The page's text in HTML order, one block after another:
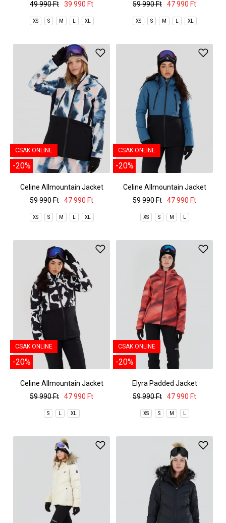
49 990 Ft 39 990 Ft
XS S M L XL
59 990 Ft 47 990 Ft
XS S M L XL
CSAK ONLINE
-20%
Celine Allmountain Jacket
59 990 Ft
47 990 Ft
XS S M L XL
CSAK ONLINE
-20%
Celine Allmountain Jacket
59 990 Ft
47 990 Ft
XS S M L
CSAK ONLINE
-20%
Celine Allmountain Jacket
59 990 Ft
47 990 Ft
S L XL
CSAK ONLINE
-20%
Elyra Padded Jacket
59 990 Ft
47 990 Ft
XS S M L